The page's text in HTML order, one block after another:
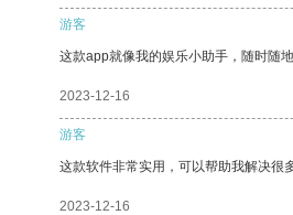
游客
这款app就像我的娱乐小助手，随时随
2023-12-16
游客
这款软件非常实用，可以帮助我解决很
2023-12-16